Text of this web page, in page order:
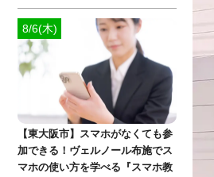
8/6(木)
【東大阪市】スマホがなくても参
加できる！ヴェルノール布施でス
マホの使い方を学べる『スマホ教